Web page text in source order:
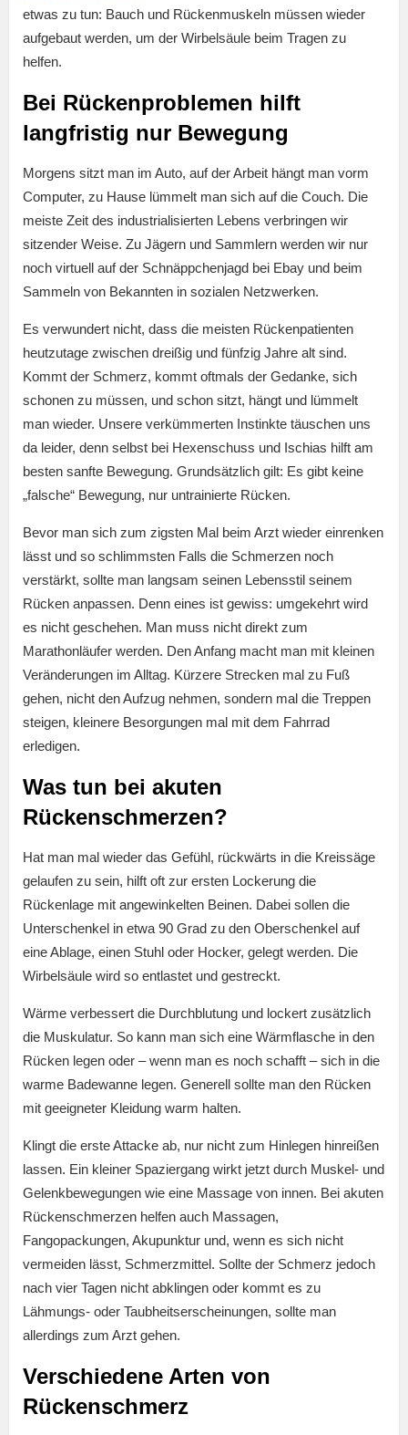
etwas zu tun: Bauch und Rückenmuskeln müssen wieder
aufgebaut werden, um der Wirbelsäule beim Tragen zu
helfen.
Bei Rückenproblemen hilft
langfristig nur Bewegung
Morgens sitzt man im Auto, auf der Arbeit hängt man vorm
Computer, zu Hause lümmelt man sich auf die Couch. Die
meiste Zeit des industrialisierten Lebens verbringen wir
sitzender Weise. Zu Jägern und Sammlern werden wir nur
noch virtuell auf der Schnäppchenjagd bei Ebay und beim
Sammeln von Bekannten in sozialen Netzwerken.
Es verwundert nicht, dass die meisten Rückenpatienten
heutzutage zwischen dreißig und fünfzig Jahre alt sind.
Kommt der Schmerz, kommt oftmals der Gedanke, sich
schonen zu müssen, und schon sitzt, hängt und lümmelt
man wieder. Unsere verkümmerten Instinkte täuschen uns
da leider, denn selbst bei Hexenschuss und Ischias hilft am
besten sanfte Bewegung. Grundsätzlich gilt: Es gibt keine
„falsche“ Bewegung, nur untrainierte Rücken.
Bevor man sich zum zigsten Mal beim Arzt wieder einrenken
lässt und so schlimmsten Falls die Schmerzen noch
verstärkt, sollte man langsam seinen Lebensstil seinem
Rücken anpassen. Denn eines ist gewiss: umgekehrt wird
es nicht geschehen. Man muss nicht direkt zum
Marathonläufer werden. Den Anfang macht man mit kleinen
Veränderungen im Alltag. Kürzere Strecken mal zu Fuß
gehen, nicht den Aufzug nehmen, sondern mal die Treppen
steigen, kleinere Besorgungen mal mit dem Fahrrad
erledigen.
Was tun bei akuten
Rückenschmerzen?
Hat man mal wieder das Gefühl, rückwärts in die Kreissäge
gelaufen zu sein, hilft oft zur ersten Lockerung die
Rückenlage mit angewinkelten Beinen. Dabei sollen die
Unterschenkel in etwa 90 Grad zu den Oberschenkel auf
eine Ablage, einen Stuhl oder Hocker, gelegt werden. Die
Wirbelsäule wird so entlastet und gestreckt.
Wärme verbessert die Durchblutung und lockert zusätzlich
die Muskulatur. So kann man sich eine Wärmflasche in den
Rücken legen oder – wenn man es noch schafft – sich in die
warme Badewanne legen. Generell sollte man den Rücken
mit geeigneter Kleidung warm halten.
Klingt die erste Attacke ab, nur nicht zum Hinlegen hinreißen
lassen. Ein kleiner Spaziergang wirkt jetzt durch Muskel- und
Gelenkbewegungen wie eine Massage von innen. Bei akuten
Rückenschmerzen helfen auch Massagen,
Fangopackungen, Akupunktur und, wenn es sich nicht
vermeiden lässt, Schmerzmittel. Sollte der Schmerz jedoch
nach vier Tagen nicht abklingen oder kommt es zu
Lähmungs- oder Taubheitserscheinungen, sollte man
allerdings zum Arzt gehen.
Verschiedene Arten von
Rückenschmerz